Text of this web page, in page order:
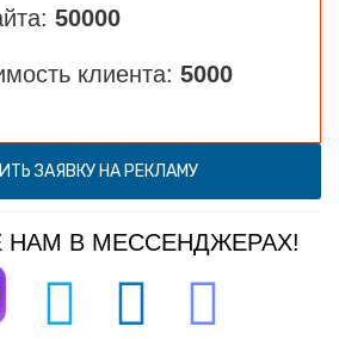
50000
клиента: 5000
ЗАЯВКУ НА РЕКЛАМУ
НАМ В МЕССЕНДЖЕРАХ!